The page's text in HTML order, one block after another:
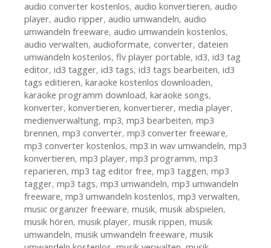
audio converter kostenlos, audio konvertieren, audio
player, audio ripper, audio umwandeln, audio
umwandeln freeware, audio umwandeln kostenlos,
audio verwalten, audioformate, converter, dateien
umwandeln kostenlos, flv player portable, id3, id3 tag
editor, id3 tagger, id3 tags, id3 tags bearbeiten, id3
tags editieren, karaoke kostenlos downloaden,
karaoke programm download, karaoke songs,
konverter, konvertieren, konvertierer, media player,
medienverwaltung, mp3, mp3 bearbeiten, mp3
brennen, mp3 converter, mp3 converter freeware,
mp3 converter kostenlos, mp3 in wav umwandeln, mp3
konvertieren, mp3 player, mp3 programm, mp3
reparieren, mp3 tag editor free, mp3 taggen, mp3
tagger, mp3 tags, mp3 umwandeln, mp3 umwandeln
freeware, mp3 umwandeln kostenlos, mp3 verwalten,
music organizer freeware, musik, musik abspielen,
musik hören, musik player, musik rippen, musik
umwandeln, musik umwandeln freeware, musik